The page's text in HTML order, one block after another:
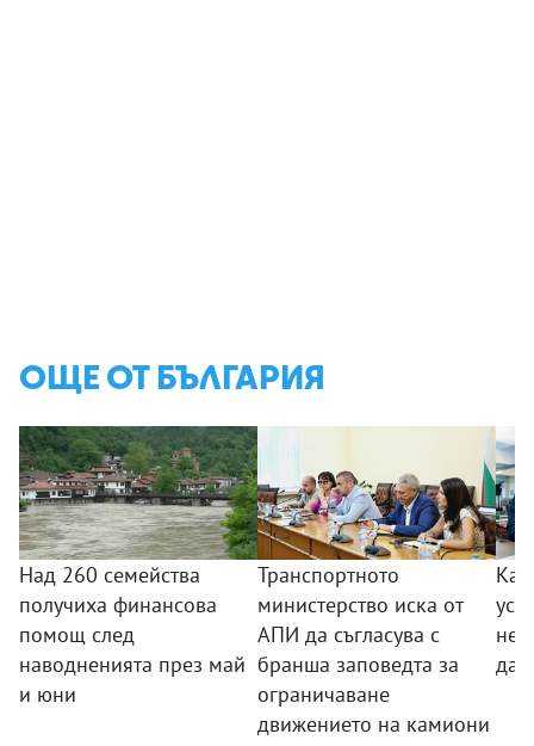
ОЩЕ ОТ БЪЛГАРИЯ
Над 260 семейства
получиха финансова
помощ след
наводненията през май
и юни
Транспортното
министерство иска от
АПИ да съгласува с
бранша заповедта за
ограничаване
движението на камиони
да